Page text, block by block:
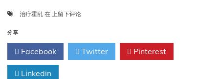
治疗霍乱 在 治
乱
上留下评论
分享
Facebook Twitter Pinterest
Linkedin